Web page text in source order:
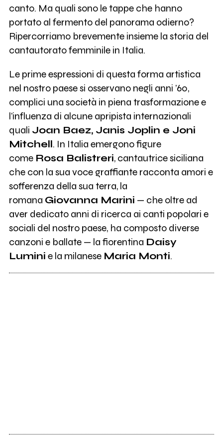
canto. Ma quali sono le tappe che hanno
portato al fermento del panorama odierno?
Ripercorriamo brevemente insieme la storia del
cantautorato femminile in Italia.
Le prime espressioni di questa forma artistica
nel nostro paese si osservano negli anni ’60,
complici una società in piena trasformazione e
l’influenza di alcune apripista internazionali
quali Joan Baez, Janis Joplin e Joni
Mitchell. In Italia emergono figure
come Rosa Balistreri, cantautrice siciliana
che con la sua voce graffiante racconta amori e
sofferenza della sua terra, la
romana Giovanna Marini — che oltre ad
aver dedicato anni di ricerca ai canti popolari e
sociali del nostro paese, ha composto diverse
canzoni e ballate — la fiorentina Daisy
Lumini e la milanese Maria Monti.